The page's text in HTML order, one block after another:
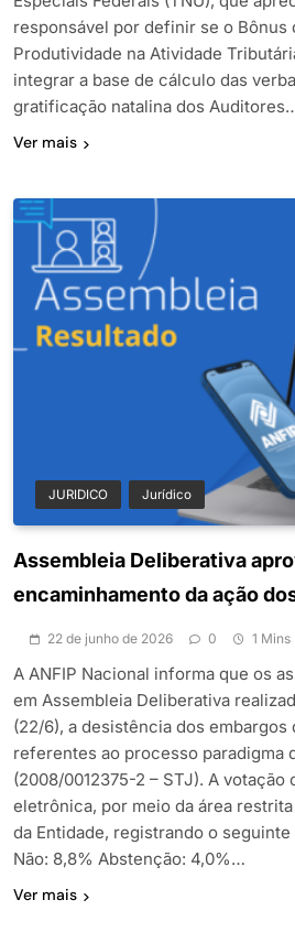
responsável por definir se o Bônus
Produtividade na Atividade
integrar a base de cálculo das
gratificação natalina dos
Ver mais
JURIDICO Jurídico
Assembleia Deliberativa
encaminhamento da ação
22 de junho de 2026 0 1 Mins
A ANFIP Nacional informa que os
em Assembleia Deliberativa
(22/6), a desistência dos embargos
referentes ao processo paradigma
(2008/0012375-2 – STJ). A
eletrônica, por meio da área
da Entidade, registrando o seguinte
Não: 8,8% Abstenção: 4,0%…
Ver mais